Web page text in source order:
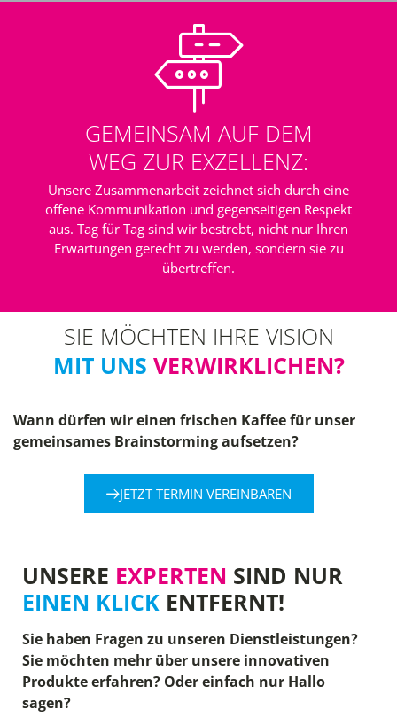
GEMEINSAM AUF DEM
WEG ZUR EXZELLENZ:
Unsere Zusammenarbeit zeichnet sich durch eine
offene Kommunikation und gegenseitigen Respekt
aus. Tag für Tag sind wir bestrebt, nicht nur Ihren
Erwartungen gerecht zu werden, sondern sie zu
übertreffen.
SIE MÖCHTEN IHRE VISION
MIT UNS VERWIRKLICHEN?
Wann dürfen wir einen frischen Kaffee für unser
gemeinsames Brainstorming aufsetzen?
JETZT TERMIN VEREINBAREN
UNSERE EXPERTEN SIND NUR
EINEN KLICK ENTFERNT!
Sie haben Fragen zu unseren Dienstleistungen?
Sie möchten mehr über unsere innovativen
Produkte erfahren? Oder einfach nur Hallo
sagen?